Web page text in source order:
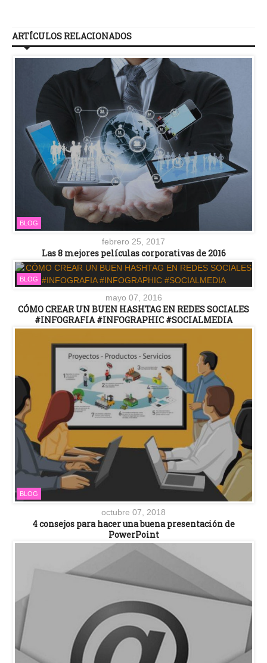
ARTÍCULOS RELACIONADOS
BLOG
febrero 25, 2017
Las 8 mejores películas corporativas de 2016
BLOG
mayo 07, 2016
CÓMO CREAR UN BUEN HASHTAG EN REDES SOCIALES
#INFOGRAFIA #INFOGRAPHIC #SOCIALMEDIA
BLOG
octubre 07, 2018
4 consejos para hacer una buena presentación de
PowerPoint